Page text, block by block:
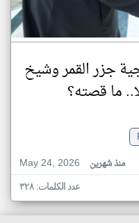
جزر القمر وشيخ
ما قصته؟
May 24, 2026
منذ شهرين
عدد الكلمات: ٣٢٨